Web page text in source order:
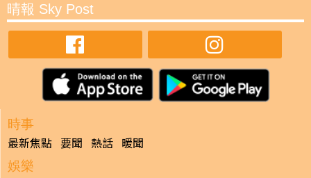
晴報 Sky Post
時事
最新焦點 要聞 熱話 暖聞
娛樂